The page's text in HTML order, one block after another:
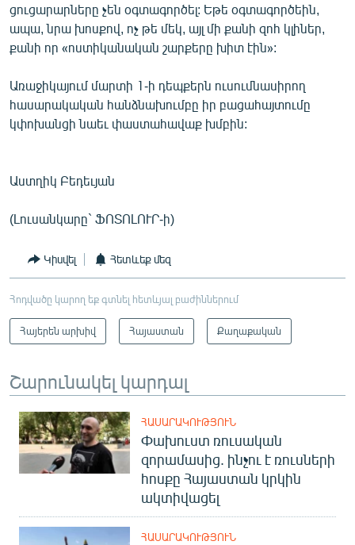
ցուցարարները չեն օգտագործել: Եթե օգտագործեին,
ապա, նրա խոսքով, ոչ թե մեկ, այլ մի քանի զոհ կլիներ,
քանի որ «ոստիկանական շարքերը խիտ էին»:
Առաջիկայում մարտի 1-ի դեպքերն ուսումնասիրող
հասարակական հանձնախումբը իր բացահայտումը
կփոխանցի նաեւ փաստահավաք խմբին:
Աստղիկ Բեդեւյան
(Լուսանկարը` ՖՈՏՈԼՈՒՐ-ի)
Կիսվել Հետևեք մեզ
Հոդվածը կարող եք գտնել հետևյալ բաժիններում
Հայերեն արխիվ Հայաստան Քաղաքական
Շարունակել կարդալ
ՀԱՍԱՐԱԿՈՒԹՅՈՒՆ
Փախուստ ռուսական
զորամասից. ինչու է ռուսների
հոսքը Հայաստան կրկին
ակտիվացել
ՀԱՍԱՐԱԿՈՒԹՅՈՒՆ